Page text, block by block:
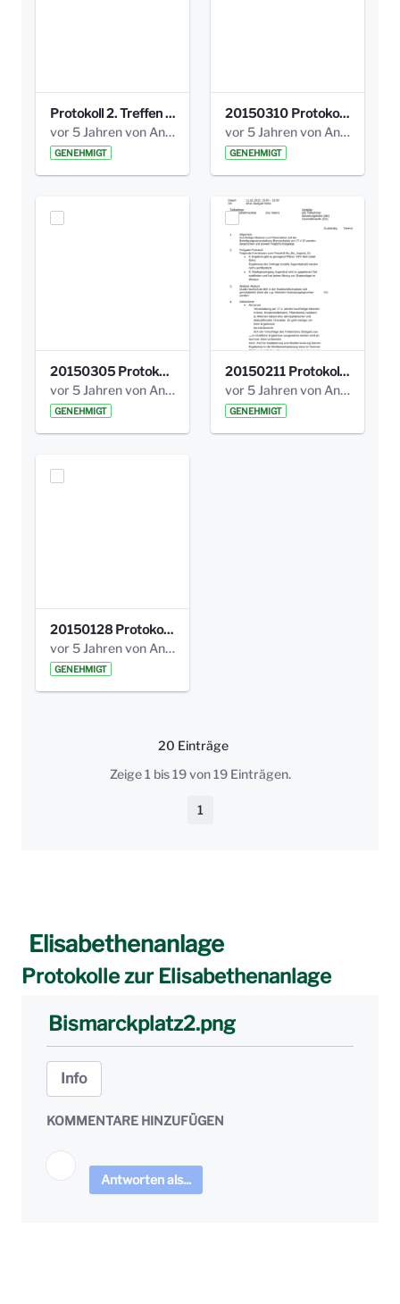
Protokoll 2. Treffen 20140315 AG Bismarckplatz.pdf
vor 5 Jahren von Anni Schlumberger
GENEHMIGT
20150310 Protokoll Bismarckplatz_UrbanG_02.pdf
vor 5 Jahren von Anni Schlumberger
GENEHMIGT
20150305 Protokoll Bismarckplatz _UrbanG_01.pdf
vor 5 Jahren von Anni Schlumberger
GENEHMIGT
20150211 Protokoll Bismarckplatz_Jugend_02b.pdf
vor 5 Jahren von Anni Schlumberger
GENEHMIGT
20150128 Protokoll Bismarckplatz_Jugend_01.pdf
vor 5 Jahren von Anni Schlumberger
GENEHMIGT
20 Einträge
Pro Seite
Zeige 1 bis 19 von 19 Einträgen.
Seite
1
Elisabethenanlage
Protokolle zur Elisabethenanlage
Bismarckplatz2.png
Info
KOMMENTARE HINZUFÜGEN
Antworten als...